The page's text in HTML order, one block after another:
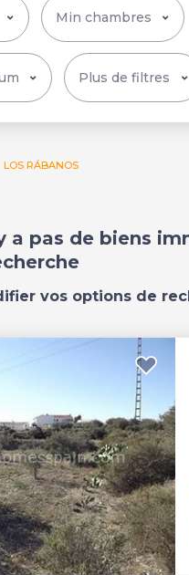
Plus de filtres
LOS RÁBANOS
a pas de biens
vos options de